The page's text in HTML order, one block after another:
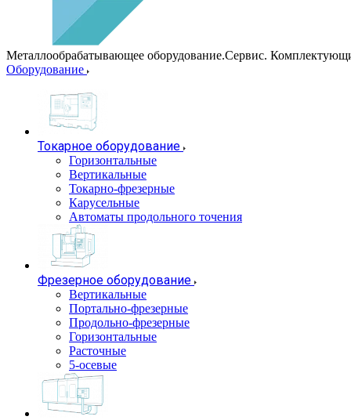
Металлообрабатывающее оборудование.Сервис.
Оборудование
Токарное оборудование
Горизонтальные
Вертикальные
Токарно-фрезерные
Карусельные
Автоматы продольного точения
Фрезерное оборудование
Вертикальные
Портально-фрезерные
Продольно-фрезерные
Горизонтальные
Расточные
5-осевые